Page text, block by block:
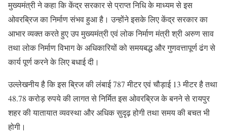
मुख्यमंत्री ने कहा कि केंद्र सरकार से प्राप्त निधि के माध्यम से इस
ओवरब्रिज का निर्माण संभव हुआ है। उन्होंने इसके लिए केंद्र सरकार का
आभार व्यक्त करते हुए उप मुख्यमंत्री एवं लोक निर्माण मंत्री श्री अरुण साव
तथा लोक निर्माण विभाग के अधिकारियों को समयबद्ध और गुणवत्तापूर्ण ढंग से
कार्य पूर्ण करने के लिए बधाई दी।
उल्लेखनीय है कि इस ब्रिज की लंबाई 787 मीटर एवं चौड़ाई 13 मीटर है तथा
48.78 करोड़ रुपये की लागत से निर्मित इस ओवरब्रिज के बनने से रायपुर
शहर की यातायात व्यवस्था और अधिक सुदृढ़ होगी तथा समय की बचत भी
होगी।